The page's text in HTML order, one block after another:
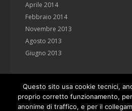
Aprile 2014
Febbraio 2014
Novembre 2013
Agosto 2013
Giugno 2013
Questo sito usa cookie tecnici,
proprio corretto funzionamento,
anonime di traffico, e per il